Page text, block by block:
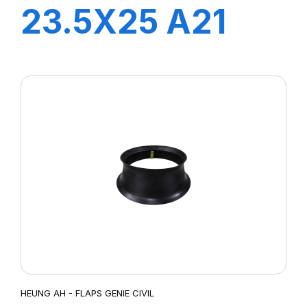
23.5X25 A21
HEUNG AH - FLAPS GENIE CIVIL